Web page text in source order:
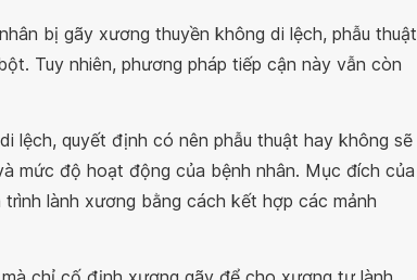
bị gãy xương thuyền không di lệch, phẫu thuật
Tuy nhiên, phương pháp tiếp cận này vẫn còn
lệch, quyết định có nên phẫu thuật hay không sẽ
mức độ hoạt động của bệnh nhân. Mục đích của
lành xương bằng cách kết hợp các mảnh